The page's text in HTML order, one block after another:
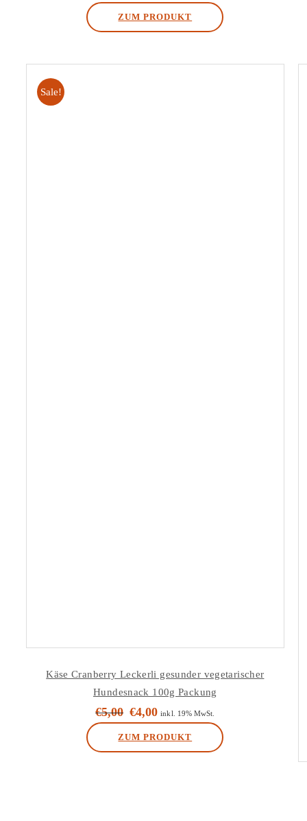
ZUM PRODUKT
Sale!
Käse Cranberry Leckerli gesunder vegetarischer
Hundesnack 100g Packung
€5,00 Ursprünglicher
€4,00Aktueller
inkl. 19% MwSt.
ZUM PRODUKT